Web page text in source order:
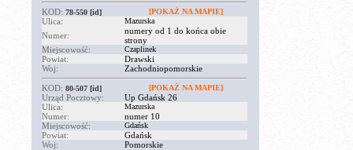
KOD: 78-550 [id] [POKAŻ NA MAPIE]
Ulica: Mazurska
Numer:
numery od 1 do końca obie
strony
Miejscowość:
Czaplinek
Powiat:
Drawski
Woj:
Zachodniopomorskie
KOD: 80-507 [id] [POKAŻ NA MAPIE]
Urząd Pocztowy:
Up Gdańsk 26
Ulica:
Mazurska
Numer:
numer 10
Miejscowość:
Gdańsk
Powiat:
Gdańsk
Woj:
Pomorskie